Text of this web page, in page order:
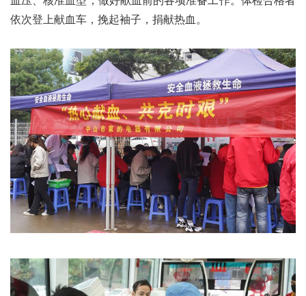
依次登上献血车，挽起袖子，捐献热血。